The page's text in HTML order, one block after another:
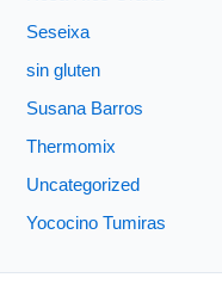
Seseixa
sin gluten
Susana Barros
Thermomix
Uncategorized
Yococino Tumiras